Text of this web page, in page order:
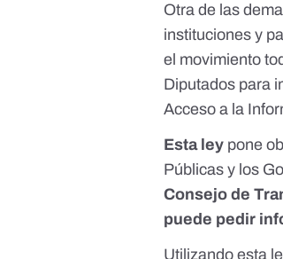
Otra de las
instituciones y
el movimiento
Diputados para
Acceso a la
Esta ley pone
Públicas y los
Consejo de
puede pedir
Utilizando esta